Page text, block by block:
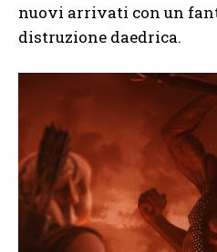
nuovi arrivati con un
distruzione daedrica.